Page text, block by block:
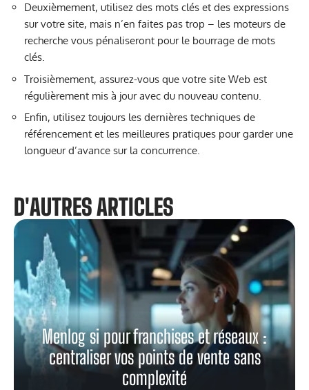
Deuxièmement, utilisez des mots clés et des expressions
sur votre site, mais n’en faites pas trop – les moteurs de
recherche vous pénaliseront pour le bourrage de mots
clés.
Troisièmement, assurez-vous que votre site Web est
régulièrement mis à jour avec du nouveau contenu.
Enfin, utilisez toujours les dernières techniques de
référencement et les meilleures pratiques pour garder une
longueur d’avance sur la concurrence.
D'AUTRES ARTICLES
Menlog si pour franchises et réseaux :
centraliser vos points de vente sans
complexité